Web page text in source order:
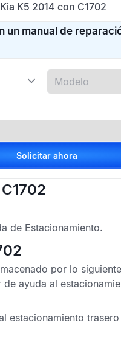
Kia K5 2014 con C1702
un manual de
Solicitar ahora
de Estacionamiento.
por lo
de ayuda al
estacionamiento